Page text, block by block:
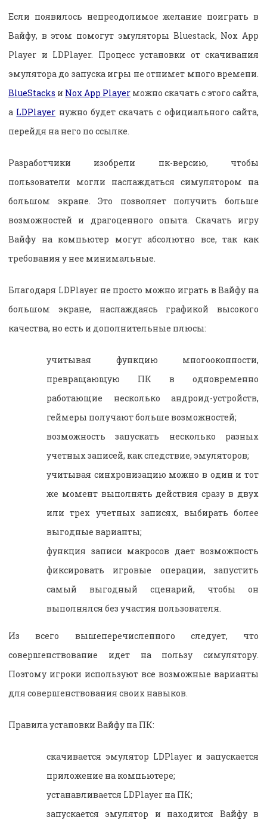
Если появилось непреодолимое желание поиграть в
Вайфу, в этом помогут эмуляторы Bluestack, Nox App
Player и LDPlayer. Процесс установки от скачивания
эмулятора до запуска игры не отнимет много времени.
BlueStacks и Nox App Player можно скачать с этого сайта,
а LDPlayer нужно будет скачать с официального сайта,
перейдя на него по ссылке.
Разработчики изобрели пк-версию, чтобы
пользователи могли наслаждаться симулятором на
большом экране. Это позволяет получить больше
возможностей и драгоценного опыта. Скачать игру
Вайфу на компьютер могут абсолютно все, так как
требования у нее минимальные.
Благодаря LDPlayer не просто можно играть в Вайфу на
большом экране, наслаждаясь графикой высокого
качества, но есть и дополнительные плюсы:
учитывая функцию многооконности,
превращающую ПК в одновременно
работающие несколько андроид-устройств,
геймеры получают больше возможностей;
возможность запускать несколько разных
учетных записей, как следствие, эмуляторов;
учитывая синхронизацию можно в один и тот
же момент выполнять действия сразу в двух
или трех учетных записях, выбирать более
выгодные варианты;
функция записи макросов дает возможность
фиксировать игровые операции, запустить
самый выгодный сценарий, чтобы он
выполнялся без участия пользователя.
Из всего вышеперечисленного следует, что
совершенствование идет на пользу симулятору.
Поэтому игроки используют все возможные варианты
для совершенствования своих навыков.
Правила установки Вайфу на ПК:
скачивается эмулятор LDPlayer и запускается
приложение на компьютере;
устанавливается LDPlayer на ПК;
запускается эмулятор и находится Вайфу в